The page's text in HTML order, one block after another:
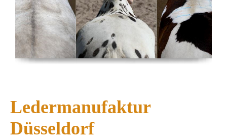
Ledermanufaktur
Düsseldorf